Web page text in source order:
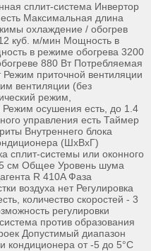
сплит-система Инвертор
Максимальная длина
охлаждение / обогрев
куб. м/мин Мощность в
в режиме обогрева 3200
880 Вт Потребляемая
приточной вентиляции
вентиляции (без
режим,
Режим осушения есть, до 1.4
управления есть Таймер
Внутреннего блока
(ШxВxГ)
сплит-системы или оконного
см Общее Уровень шума
R 410A Фаза
воздуха нет Регулировка
количество скоростей - 3
регулировки
против образования
Допустимый диапазон
кондиционера от -5 до 5°С